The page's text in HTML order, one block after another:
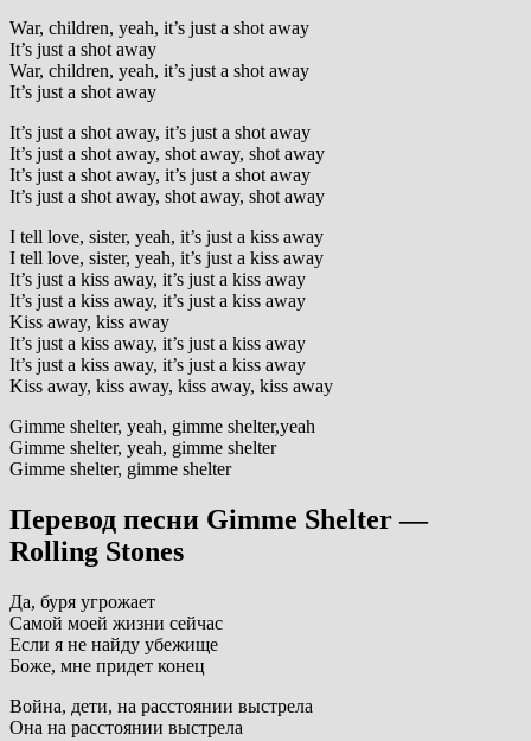
War, children, yeah, it’s just a shot away
It’s just a shot away
War, children, yeah, it’s just a shot away
It’s just a shot away
It’s just a shot away, it’s just a shot away
It’s just a shot away, shot away, shot away
It’s just a shot away, it’s just a shot away
It’s just a shot away, shot away, shot away
I tell love, sister, yeah, it’s just a kiss away
I tell love, sister, yeah, it’s just a kiss away
It’s just a kiss away, it’s just a kiss away
It’s just a kiss away, it’s just a kiss away
Kiss away, kiss away
It’s just a kiss away, it’s just a kiss away
It’s just a kiss away, it’s just a kiss away
Kiss away, kiss away, kiss away, kiss away
Gimme shelter, yeah, gimme shelter,yeah
Gimme shelter, yeah, gimme shelter
Gimme shelter, gimme shelter
Перевод песни Gimme Shelter —
Rolling Stones
Да, буря угрожает
Самой моей жизни сейчас
Если я не найду убежище
Боже, мне придет конец
Война, дети, на расстоянии выстрела
Она на расстоянии выстрела